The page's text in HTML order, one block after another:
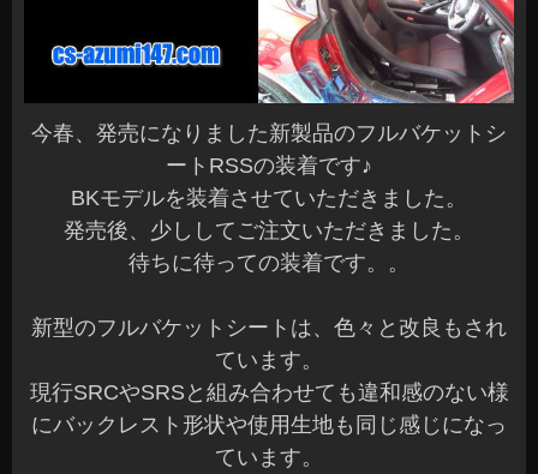
今春、発売になりました新製品のフルバケットシ
ートRSSの装着です♪
BKモデルを装着させていただきました。
発売後、少ししてご注文いただきました。
待ちに待っての装着です。。
新型のフルバケットシートは、色々と改良もされ
ています。
現行SRCやSRSと組み合わせても違和感のない様
にバックレスト形状や使用生地も同じ感じになっ
ています。